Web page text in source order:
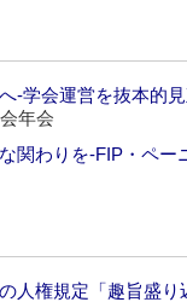
‐学会運営を抜本的
年会
関わりを‐FIP・ペ
人権規定「趣旨盛り